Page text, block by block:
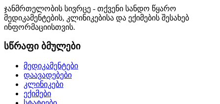
ჯანმრთელობის სივრცე - თქვენი სანდო წყარო
მედიკამენტების, კლინიკებისა და ექიმების შესახებ
ინფორმაციისთვის.
სწრაფი ბმულები
მედიკამენტები
დაავადებები
კლინიკები
ექიმები